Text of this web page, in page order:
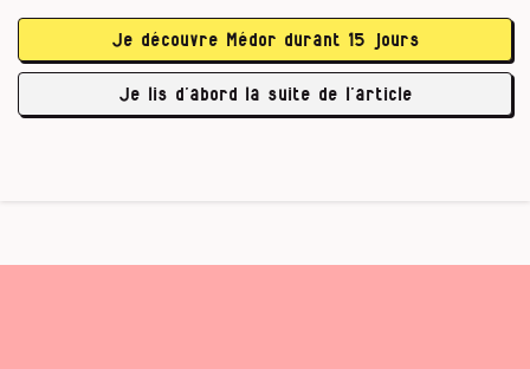
plutôt des sites internet (cf. les visuels de cette
rubrique, NDLR).
Les …
Je découvre Médor durant 15 jours
Je lis d’abord la suite de l’article